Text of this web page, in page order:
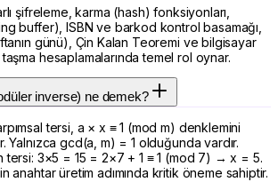
şifreleme, karma (hash) fonksiyonları,
buffer), ISBN ve barkod kontrol basamağı,
günü), Çin Kalan Teoremi ve bilgisayar
hesaplamalarında temel rol oynar.
inverse) ne demek?
tersi, a × x ≡ 1 (mod m) denklemini
gcd(a, m) = 1 olduğunda vardır.
tersi: 3×5 = 15 = 2×7 + 1 ≡ 1 (mod 7) → x = 5.
anahtar üretim adımında kritik öneme sahiptir.